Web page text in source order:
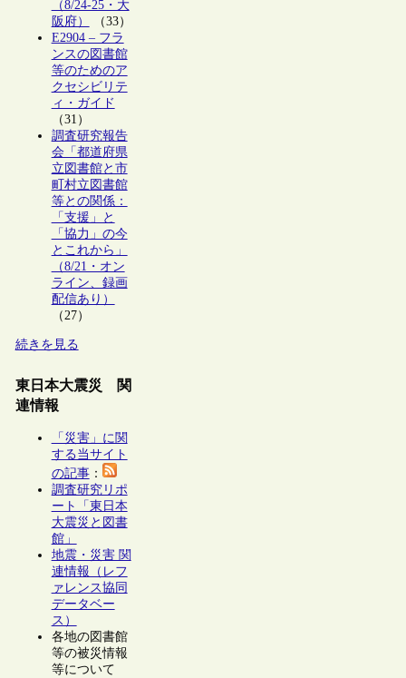
（8/24-25・大
阪府）
（33）
E2904 – フラ
ンスの図書館
等のためのア
クセシビリテ
ィ・ガイド
（31）
調査研究報告
会「都道府県
立図書館と市
町村立図書館
等との関係：
「支援」と
「協力」の今
とこれから」
（8/21・オン
ライン、録画
配信あり）
（27）
続きを見る
東日本大震災 関
連情報
「災害」に関
する当サイト
の記事：
調査研究リポ
ート「東日本
大震災と図書
館」
地震・災害 関
連情報（レフ
ァレンス協同
データベー
ス）
各地の図書館
等の被災情報
等について